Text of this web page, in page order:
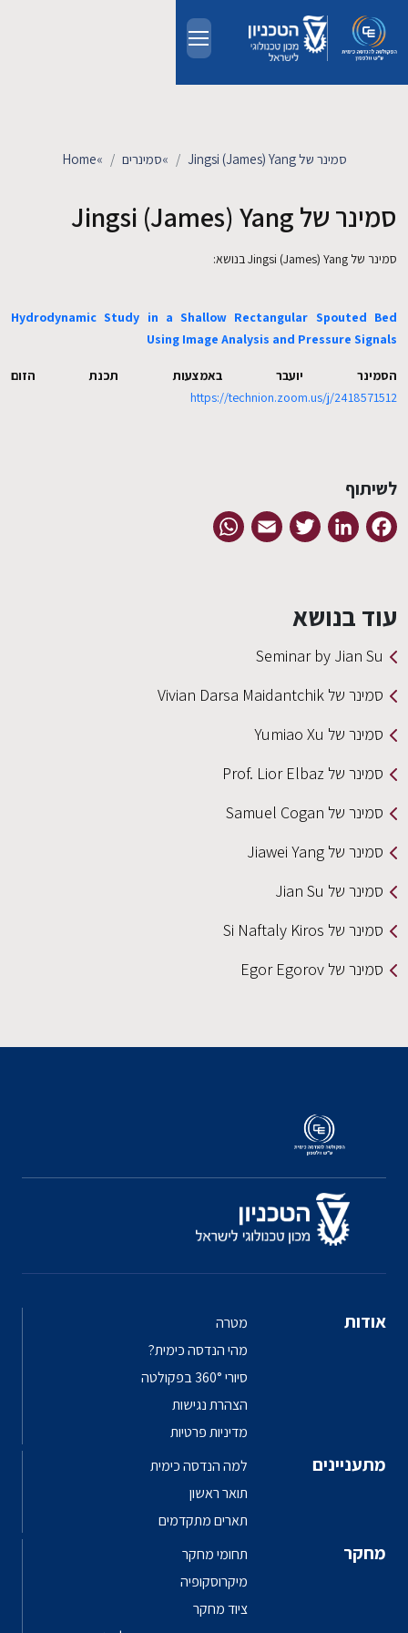
מחקר
צרו קשר
Home» סמינרים» סמינר של Jingsi (James) Yang
סמינר של Jingsi (James) Yang
סמינר של Jingsi (James) Yang בנושא:
Hydrodynamic Study in a Shallow Rectangular Spouted Bed
Using Image Analysis and Pressure Signals
הסמינר יועבר באמצעות תכנת הזום
https://technion.zoom.us/j/2418571512
לשיתוף
Facebook
LinkedIn
Twitter
Email
עוד בנושא
Seminar by Jian Su
סמינר של Vivian Darsa Maidantchik
סמינר של Yumiao Xu
סמינר של Prof. Lior Elbaz
סמינר של Samuel Cogan
סמינר של Jiawei Yang
סמינר של Jian Su
סמינר של Si Naftaly Kiros
סמינר של Egor Egorov
אודות
מטרה
מהי הנדסה כימית?
סיורי 360° בפקולטה
הצהרת נגישות
מדיניות פרטיות
מתעניינים
למה הנדסה כימית
תואר ראשון
תארים מתקדמים
מחקר
תחומי מחקר
מיקרוסקופיה
ציוד מחקר